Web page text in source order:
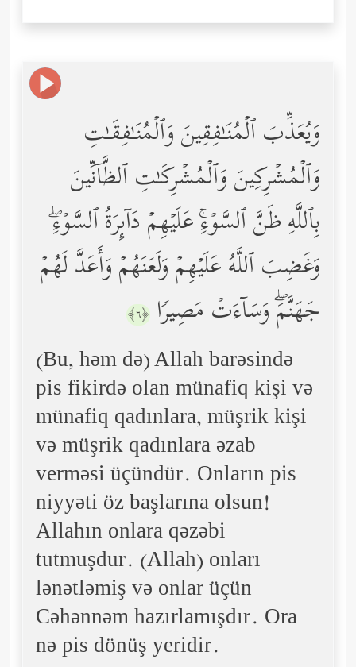
وَیُعَذِّبَ ٱلۡمُنَـٰفِقِینَ وَٱلۡمُنَـٰفِقَـٰتِ
وَٱلۡمُشۡرِكِینَ وَٱلۡمُشۡرِكَـٰتِ ٱلظَّاۤنِّینَ
بِٱللَّهِ ظَنَّ ٱلسَّوۡءِۚ عَلَیۡهِمۡ دَاۤىِٕرَةُ ٱلسَّوۡءِۖ
وَغَضِبَ ٱللَّهُ عَلَیۡهِمۡ وَلَعَنَهُمۡ وَأَعَدَّ لَهُمۡ
جَهَنَّمَۖ وَسَاۤءَتۡ مَصِیرࣰا ﴿٦﴾
(Bu, həm də) Allah barəsində
pis fikirdə olan münafiq kişi və
münafiq qadınlara, müşrik kişi
və müşrik qadınlara əzab
verməsi üçündür. Onların pis
niyyəti öz başlarına olsun!
Allahın onlara qəzəbi
tutmuşdur. (Allah) onları
lənətləmiş və onlar üçün
Cəhənnəm hazırlamışdır. Ora
nə pis dönüş yeridir.